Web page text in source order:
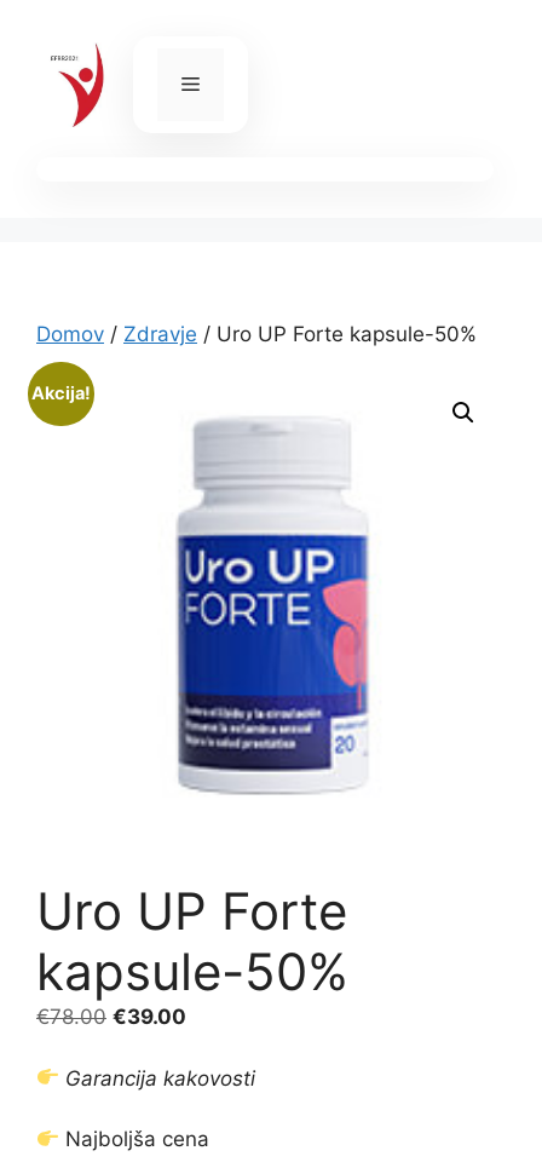
content
Menu
Domov / Zdravje / Uro UP Forte kapsule-50%
Akcija!
Uro UP Forte
kapsule-50%
€78.00 Izvirna
je
€78.00.
€39.00
je:
Garancija kakovosti
Najboljša cena